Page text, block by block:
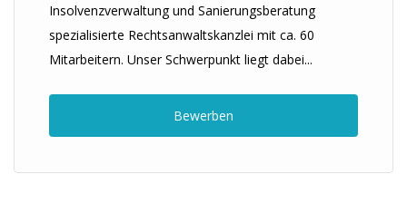
Insolvenzverwaltung und Sanierungsberatung
spezialisierte Rechtsanwaltskanzlei mit ca. 60
Mitarbeitern. Unser Schwerpunkt liegt dabei...
Bewerben